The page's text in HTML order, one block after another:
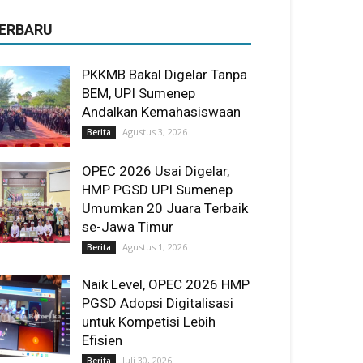
PKKMB Bakal Digelar Tanpa
BEM, UPI Sumenep
Andalkan Kemahasiswaan
Berita Agustus 3, 2026
OPEC 2026 Usai Digelar,
HMP PGSD UPI Sumenep
Umumkan 20 Juara Terbaik
se-Jawa Timur
Berita Agustus 1, 2026
Naik Level, OPEC 2026 HMP
PGSD Adopsi Digitalisasi
untuk Kompetisi Lebih
Efisien
Berita Juli 30, 2026